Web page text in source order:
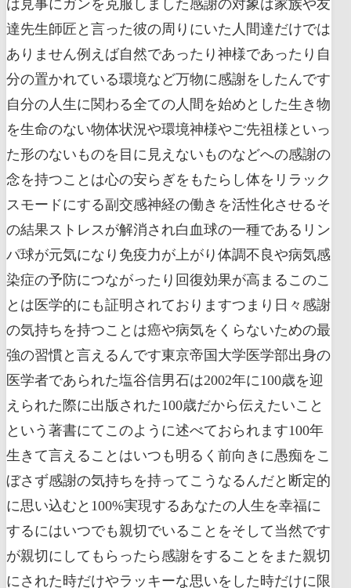
は見事にガンを克服しました感謝の対象は家族や友
達先生師匠と言った彼の周りにいた人間達だけでは
ありません例えば自然であったり神様であったり自
分の置かれている環境など万物に感謝をしたんです
自分の人生に関わる全ての人間を始めとした生き物
を生命のない物体状況や環境神様やご先祖様といっ
た形のないものを目に見えないものなどへの感謝の
念を持つことは心の安らぎをもたらし体をリラック
スモードにする副交感神経の働きを活性化させるそ
の結果ストレスが解消され白血球の一種であるリン
パ球が元気になり免疫力が上がり体調不良や病気感
染症の予防につながったり回復効果が高まるこのこ
とは医学的にも証明されておりますつまり日々感謝
の気持ちを持つことは癌や病気をくらないための最
強の習慣と言えるんです東京帝国大学医学部出身の
医学者であられた塩谷信男石は2002年に100歳を迎
えられた際に出版された100歳だから伝えたいこと
という著書にてこのように述べておられます100年
生きて言えることはいつも明るく前向きに愚痴をこ
ぼさず感謝の気持ちを持ってこうなるんだと断定的
に思い込むと100%実現するあなたの人生を幸福に
するにはいつでも親切でいることをそして当然です
が親切にしてもらったら感謝をすることをまた親切
にされた時だけやラッキーな思いをした時だけに限